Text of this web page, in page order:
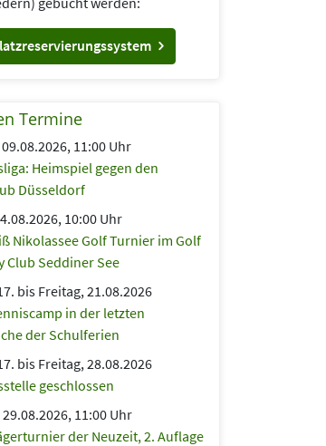
Termine
11:00 Uhr
Heimspiel gegen den
Düsseldorf
10:00 Uhr
Nikolassee Golf Turnier im Golf
Club Seddiner See
bis Freitag, 21.08.2026
in der letzten
der Schulferien
bis Freitag, 28.08.2026
geschlossen
11:00 Uhr
der Neuzeit, 2. Auflage